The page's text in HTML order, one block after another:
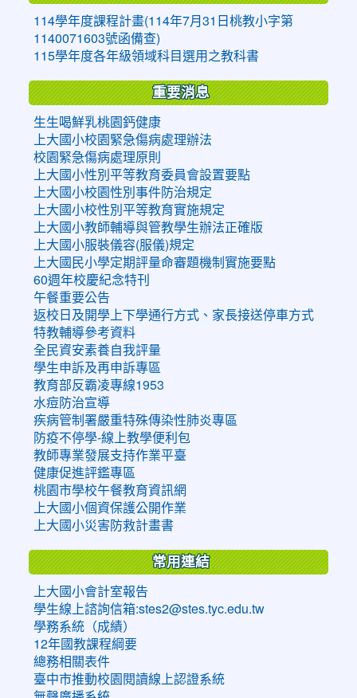
114學年度課程計畫(114年7月31日桃教小字第
1140071603號函備查)
115學年度各年級領域科目選用之教科書
重要消息
生生喝鮮乳桃園鈣健康
上大國小校園緊急傷病處理辦法
校園緊急傷病處理原則
上大國小性別平等教育委員會設置要點
上大國小校園性別事件防治規定
上大國小校性別平等教育實施規定
上大國小教師輔導與管教學生辦法正確版
上大國小服裝儀容(服儀)規定
上大國民小學定期評量命審題機制實施要點
60週年校慶紀念特刊
午餐重要公告
返校日及開學上下學通行方式、家長接送停車方式
特教輔導參考資料
全民資安素養自我評量
學生申訴及再申訴專區
教育部反霸凌專線1953
水痘防治宣導
疾病管制署嚴重特殊傳染性肺炎專區
防疫不停學-線上教學便利包
教師專業發展支持作業平臺
健康促進評鑑專區
桃園市學校午餐教育資訊網
上大國小個資保護公開作業
上大國小災害防救計畫書
常用連結
上大國小會計室報告
學生線上諮詢信箱:stes2@stes.tyc.edu.tw
學務系統（成績）
12年國教課程綱要
總務相關表件
臺中市推動校園閱讀線上認證系統